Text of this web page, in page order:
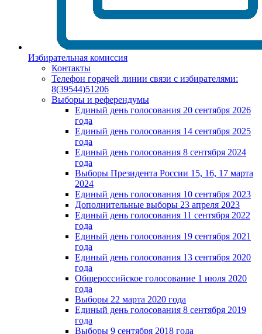
Избирательная комиссия
Контакты
Телефон горячей линии связи с избирателями:
8(39544)51206
Выборы и референдумы
Единый день голосования 20 сентября 2026
года
Единый день голосования 14 сентября 2025
года
Единый день голосования 8 сентября 2024
года
Выборы Президента России 15, 16, 17 марта
2024
Единый день голосования 10 сентября 2023
Дополнительные выборы 23 апреля 2023
Единый день голосования 11 сентября 2022
года
Единый день голосования 19 сентября 2021
года
Единый день голосования 13 сентября 2020
года
Общероссийское голосование 1 июля 2020
года
Выборы 22 марта 2020 года
Единый день голосования 8 сентября 2019
года
Выборы 9 сентября 2018 года